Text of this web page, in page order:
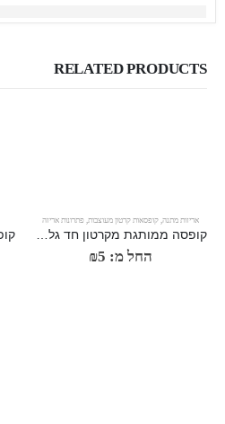
RELATED PRODUCTS
אריזות מתנה,קופסאות קרטון מעוצבות, פתרונות אריזה
קופסה ממותגת מקרטון חד גלי דק ואלגנטי עם סגירה עליונה ותחתונה
החל מ: ₪5